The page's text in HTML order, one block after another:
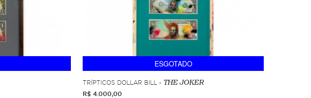
ESGOTADO
TRÍPTICOS DOLLAR BILL - THE JOKER
R$ 4.000,00